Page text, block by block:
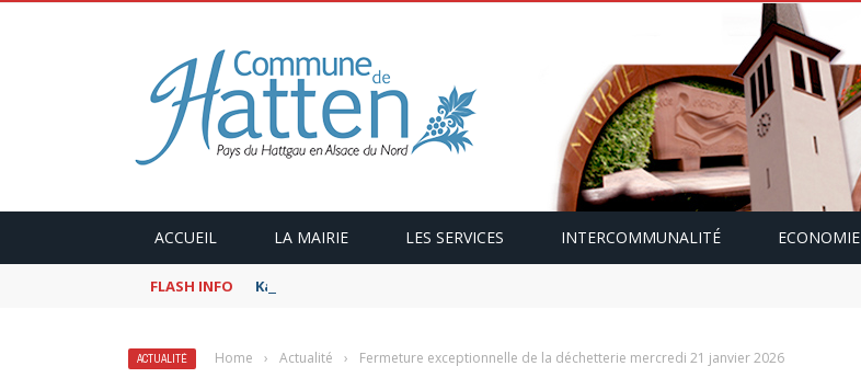
ACCUEIL LA MAIRIE LES SERVICES INTERCOMMUNALITÉ ECONOMIE
FLASH INFO Kaffeekranzel : Le Maroc en camping-car avec Paulette Gallmann
ACTUALITÉ Home › Actualité › Fermeture exceptionnelle de la déchetterie mercredi 21 janvier 2026